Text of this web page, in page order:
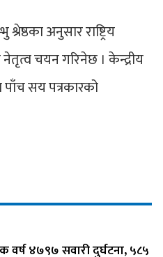
अनुसार राष्ट्रिय
चयन गरिनेछ । केन्द्रीय
सय पत्रकारको
वर्ष ४७९७ सवारी दुर्घटना, ५८५